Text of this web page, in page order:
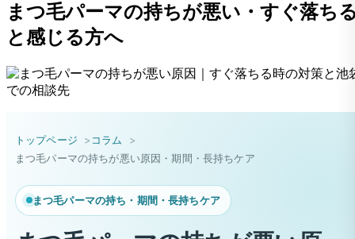
まつ毛パーマの持ちが悪い・すぐ落ち
と感じる方へ
トップページ
コラム
まつ毛パーマの持ちが悪い原因・期間・長持ちケア
まつ毛パーマの持ち・期間・長持ちケア